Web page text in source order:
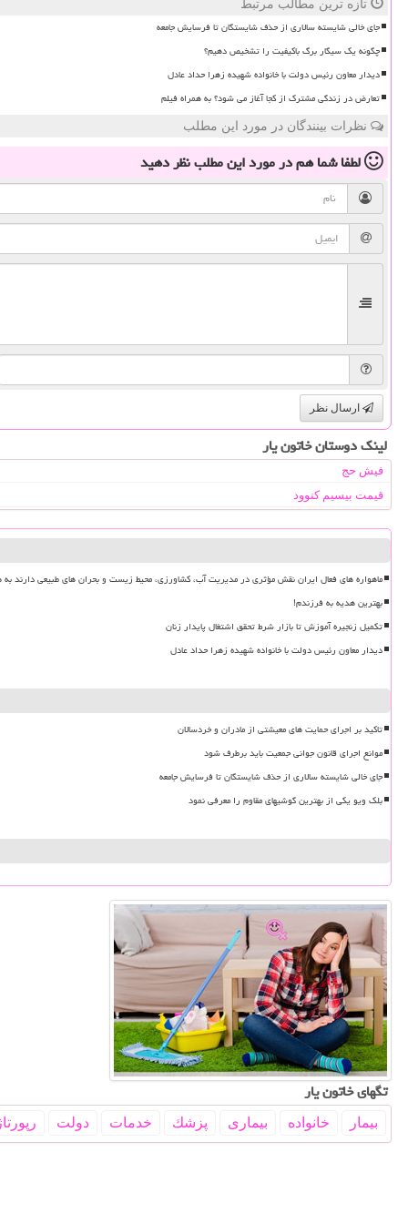
تازه ترین مطالب مرتبط
جای خالی شایسته سالاری از حذف شایستگان تا فرسایش جامعه
چگونه یک سیگار برگ باکیفیت را تشخیص دهیم؟
دیدار معاون رئیس دولت با خانواده شهیده زهرا حداد عادل
تعارض در زندگی مشترک از کجا آغاز می شود؟ به همراه فیلم
نظرات بینندگان در مورد این مطلب
لطفا شما همدر مورد این مطلبنظر دهید
ارسال نظر
لینک دوستان خاتون یار
فیش حج
قیمت بیسیم کنوود
ماهواره های فعال ایران نقش مؤثری در مدیریت آب، کشاورزی، محیط زیست و بحران های طبیعی دارند به
بهترین هدیه به فرزندم!
تکمیل زنجیره آموزش تا بازار شرط تحقق اشتغال پایدار زنان
دیدار معاون رئیس دولت با خانواده شهیده زهرا حداد عادل
تاکید بر اجرای حمایت های معیشتی از مادران و خردسالان
موانع اجرای قانون جوانی جمعیت باید برطرف شود
جای خالی شایسته سالاری از حذف شایستگان تا فرسایش جامعه
بلک ویو یکی از بهترین گوشیهای مقاوم را معرفی نمود
تگهای خاتون یار
بیمار خانواده بیماری پزشك خدمات دولت رپورتاژ